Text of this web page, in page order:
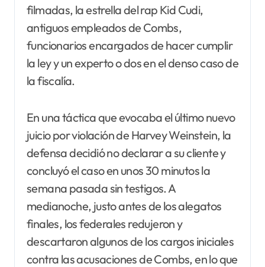
filmadas, la estrella del rap Kid Cudi,
antiguos empleados de Combs,
funcionarios encargados de hacer cumplir
la ley y un experto o dos en el denso caso de
la fiscalía.
En una táctica que evocaba el último nuevo
juicio por violación de Harvey Weinstein, la
defensa decidió no declarar a su cliente y
concluyó el caso en unos 30 minutos la
semana pasada sin testigos. A
medianoche, justo antes de los alegatos
finales, los federales redujeron y
descartaron algunos de los cargos iniciales
contra las acusaciones de Combs, en lo que